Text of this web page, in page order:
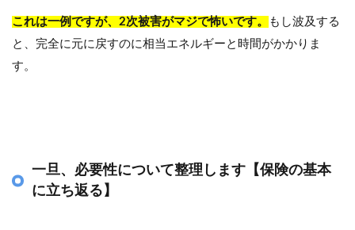
これは一例ですが、2次被害がマジで怖いです。
もし波及する
と、完全に元に戻すのに相当エネルギーと時間がかかりま
す。
一旦、必要性について整理します【保険の基本
に立ち返る】